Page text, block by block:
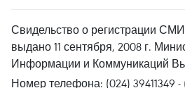
Свидельство о регистрации СМИ
выдано 11 сентября, 2008 г.
Информации и Коммуникаций
Номер телефона: (024) 39411349 -